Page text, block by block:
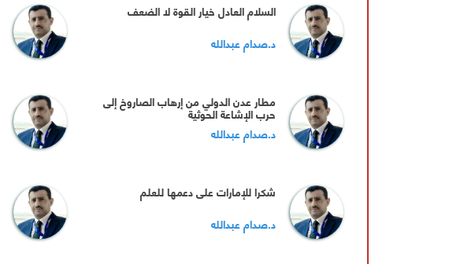
السلام العادل خيار القوة لا الضعف
د.صدام عبدالله
مطار عدن الدولي من إرهاب الصاروخ إلى
حرب الإشاعة الحوثية
د.صدام عبدالله
شكرا للإمارات على دعمها للعلم
د.صدام عبدالله